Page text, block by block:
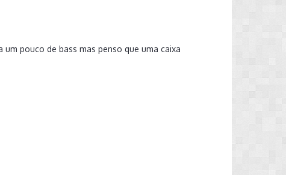
pouco de bass mas penso que uma caixa